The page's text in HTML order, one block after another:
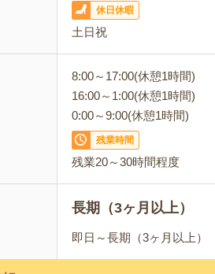
休日休暇
土日祝
8:00～17:00(休憩1時間)
16:00～1:00(休憩1時間)
0:00～9:00(休憩1時間)
残業時間
残業20～30時間程度
長期（3ヶ月以上）
即日～長期（3ヶ月以上